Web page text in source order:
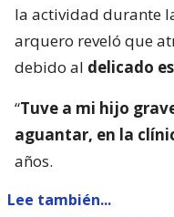
la actividad durante
arquero reveló que
debido al delicado
“Tuve a mi hijo
aguantar, en la
años.
Lee también...